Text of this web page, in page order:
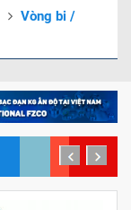
Vòng bi /
prev next